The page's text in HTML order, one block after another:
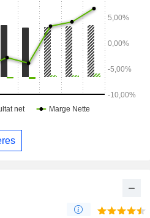
Le segment Plein air et loisirs
aux activités de plein air et
Ses marques comprennent
Graco, Coleman, Yankee